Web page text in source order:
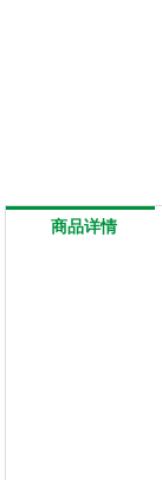
商品详情